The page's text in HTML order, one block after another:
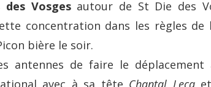
Vosgesautour de St Die des
concentration dans les règles de
bière le soir.
antennes de faire le déplacement
avec à sa tête Chantal Lecaet